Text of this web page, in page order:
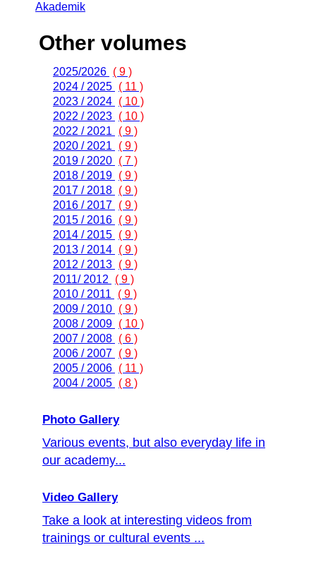
Akademik
Other volumes
2025/2026 ( 9 )
2024 / 2025 ( 11 )
2023 / 2024 ( 10 )
2022 / 2023 ( 10 )
2022 / 2021
( 9 )
2020 / 2021
( 9 )
2019 / 2020 ( 7 )
2018 / 2019 ( 9 )
2017 / 2018 ( 9 )
2016 / 2017 ( 9 )
2015 / 2016 ( 9 )
2014 / 2015 ( 9 )
2013 / 2014 ( 9 )
2012 / 2013 ( 9 )
2011/ 2012
( 9 )
2010 / 2011
( 9 )
2009 / 2010 ( 9 )
2008 / 2009 ( 10 )
2007 / 2008 ( 6 )
2006 / 2007 ( 9 )
2005 / 2006 ( 11 )
2004 / 2005 ( 8 )
Photo Gallery
Various events, but also everyday life in
our academy...
Video Gallery
Take a look at interesting videos from
trainings or cultural events ...